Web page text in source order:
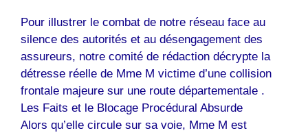
Pour illustrer le combat de notre réseau face au
silence des autorités et au désengagement des
assureurs, notre comité de rédaction décrypte la
détresse réelle de Mme M victime d’une collision
frontale majeure sur une route départementale .
Les Faits et le Blocage Procédural Absurde
Alors qu’elle circule sur sa voie, Mme M est